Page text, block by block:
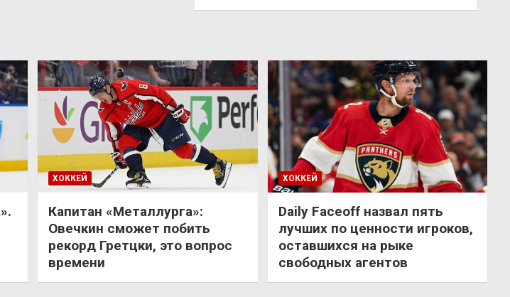
ХОККЕЙ
Капитан «Металлурга»:
Овечкин сможет побить
рекорд Гретцки, это вопрос
времени
ХОККЕЙ
Daily Faceoff назвал пять
лучших по ценности игроков,
оставшихся на рыке
свободных агентов